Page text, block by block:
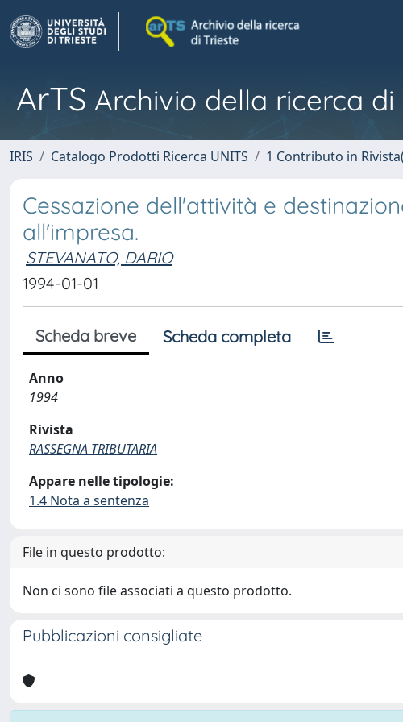
ArTS Archivio della ricerca di
IRIS Catalogo Prodotti Ricerca UNITS 1 Contributo in
Cessazione dell'attività e
all'impresa.
STEVANATO, DARIO
1994-01-01
Scheda breve Scheda completa
Anno
1994
Rivista
RASSEGNA TRIBUTARIA
Appare nelle tipologie:
1.4 Nota a sentenza
File in questo prodotto:
Non ci sono file associati a questo prodotto.
Pubblicazioni consigliate